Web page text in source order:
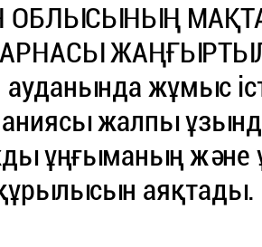
ОБЛЫСЫНЫҢ
жұмыс
жалпы
ұңғыманың
құрылысын аяқтады.